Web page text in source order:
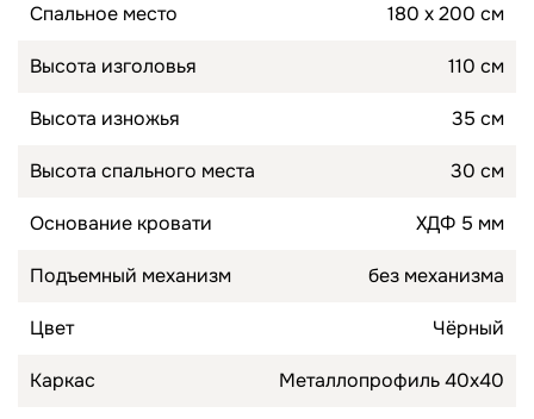
Спальное место 180 х 200 см
Высота изголовья 110 см
Высота изножья 35 см
Высота спального места 30 см
Основание кровати ХДФ 5 мм
Подъемный механизм без механизма
Цвет Чёрный
Каркас Металлопрофиль 40х40